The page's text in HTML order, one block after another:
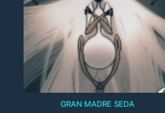
GRAN MADRE SEDA